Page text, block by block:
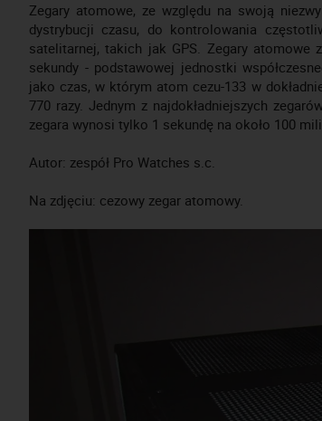
Zegary atomowe, ze względu na swoją
dystrybucji czasu, do kontrolowania
satelitarnej, takich jak GPS. Zegary atomowe
sekundy - podstawowej jednostki
jako czas, w którym atom cezu-133 w
770 razy. Jednym z najdokładniejszych
zegara wynosi tylko 1 sekundę na około 100
Autor: zespół Pro Watches s.c.
Na zdjęciu: cezowy zegar atomowy.